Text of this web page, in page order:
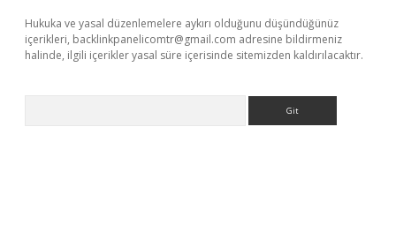
Hukuka ve yasal düzenlemelere aykırı olduğunu düşündüğünüz
içerikleri, backlinkpanelicomtr@gmail.com adresine bildirmeniz
halinde, ilgili içerikler yasal süre içerisinde sitemizden kaldırılacaktır.